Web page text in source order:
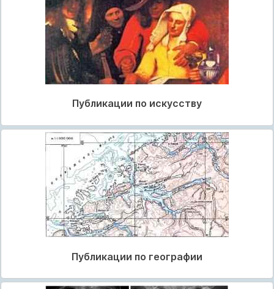
Публикации по искусству
Публикации по географии